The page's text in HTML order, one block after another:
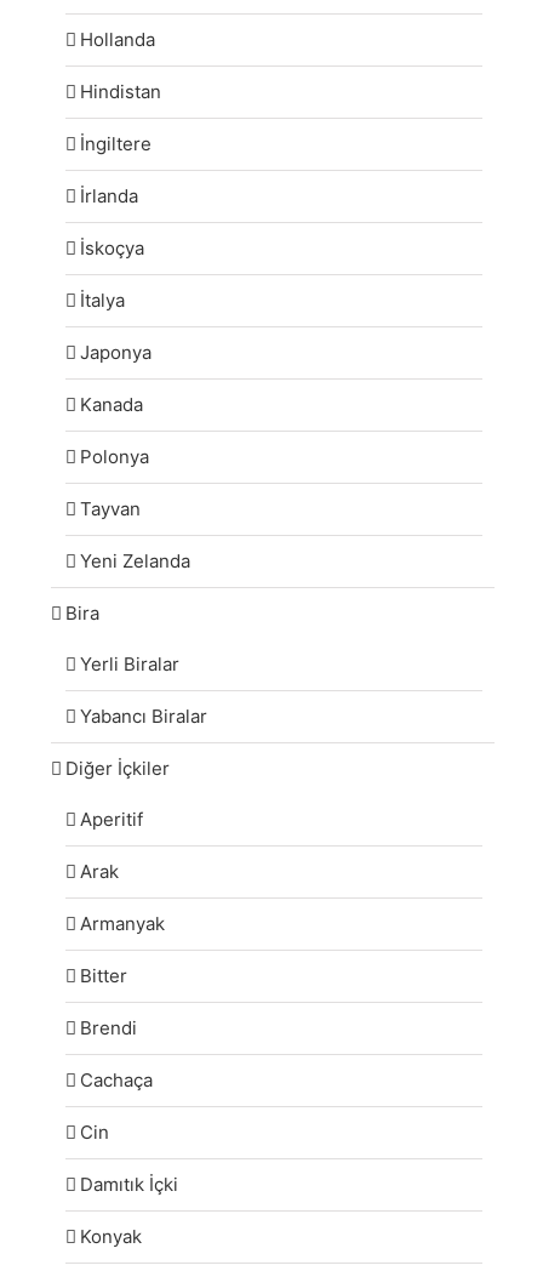
Hollanda
Hindistan
İngiltere
İrlanda
İskoçya
İtalya
Japonya
Kanada
Polonya
Tayvan
Yeni Zelanda
Bira
Yerli Biralar
Yabancı Biralar
Diğer İçkiler
Aperitif
Arak
Armanyak
Bitter
Brendi
Cachaça
Cin
Damıtık İçki
Konyak